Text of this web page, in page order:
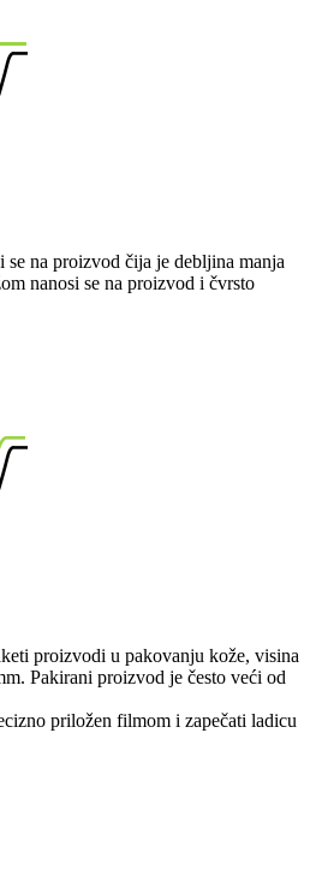
se na proizvod čija je debljina manja
nanosi se na proizvod i čvrsto
proizvodi u pakovanju kože, visina
Pakirani proizvod je često veći od
priložen filmom i zapečati ladicu